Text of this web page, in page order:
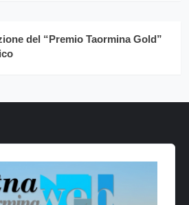
del “Premio Taormina Gold”